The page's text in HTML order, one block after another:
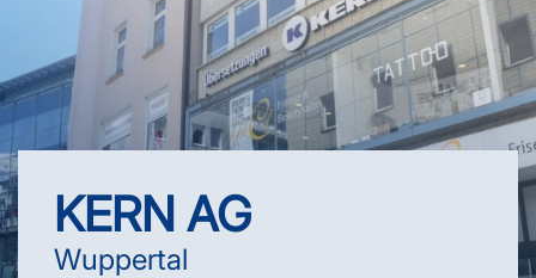
KERN AG
Wuppertal